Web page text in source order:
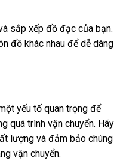
sắp xếp đồ đạc của bạn.
đồ khác nhau để dễ dàng
yếu tố quan trọng để
quá trình vận chuyển. Hãy
lượng và đảm bảo chúng
vận chuyển.